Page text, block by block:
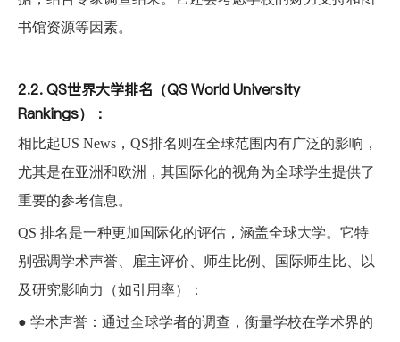
书馆资源等因素。
2.2. QS世界大学排名（QS World University
Rankings）：
相比起US News ， QS排名则在全球范围内有广泛的影响，
尤其是在亚洲和欧洲，其国际化的视角为全球学生提供了
重要的参考信息。
QS 排名是一种更加国际化的评估，涵盖全球大学。它特
别强调学术声誉、雇主评价、师生比例、国际师生比、以
及研究影响力（如引用率）
：
● 学术声誉：通过全球学者的调查，衡量学校在学术界的